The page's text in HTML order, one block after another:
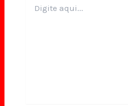
aqui...